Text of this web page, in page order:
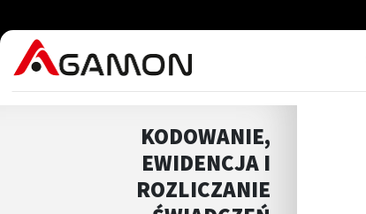
KODOWANIE,
EWIDENCJA I
ROZLICZANIE